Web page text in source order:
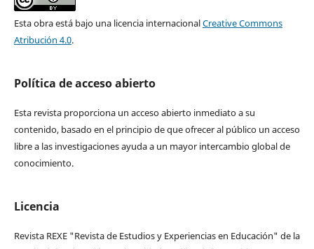
Esta obra está bajo una licencia internacionalCreative Commons
Atribución 4.0.
Política de acceso abierto
Esta revista proporciona un acceso abierto inmediato a su
contenido, basado en el principio de que ofrecer al público un acceso
libre a las investigaciones ayuda a un mayor intercambio global de
conocimiento.
Licencia
Revista REXE "Revista de Estudios y Experiencias en Educación" de la